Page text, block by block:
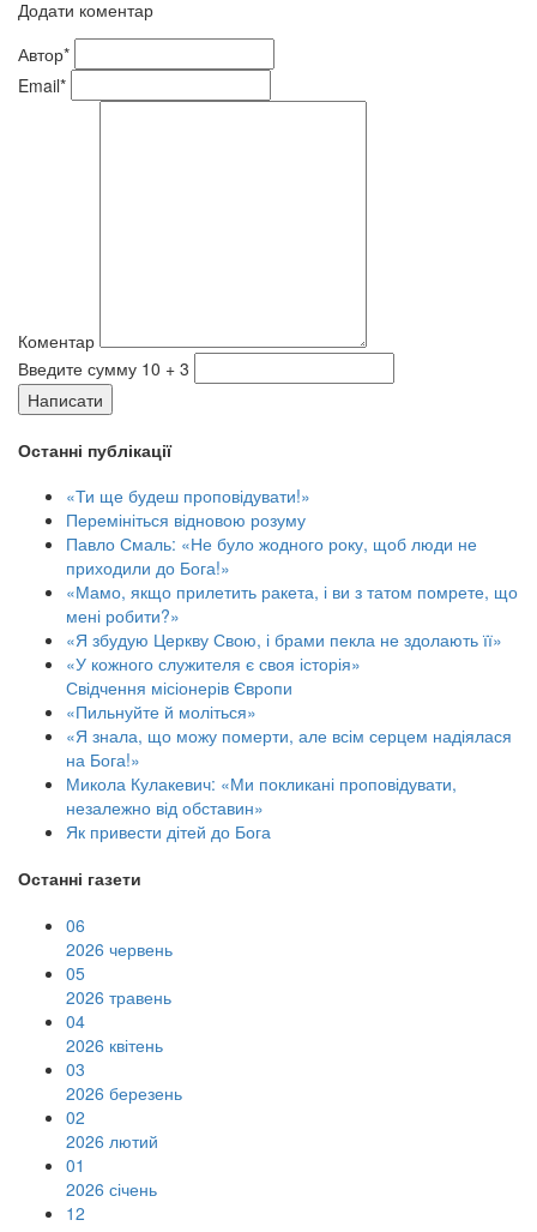
Додати коментар
Автор*
Email*
Коментар
Введите сумму 10 + 3
Написати
Останні публікації
«Ти ще будеш проповідувати!»
Перемініться відновою розуму
Павло Смаль: «Не було жодного року, щоб люди не
приходили до Бога!»
«Мамо, якщо прилетить ракета, і ви з татом помрете, що
мені робити?»
«Я збудую Церкву Свою, і брами пекла не здолають її»
«У кожного служителя є своя історія»
Свідчення місіонерів Європи
«Пильнуйте й моліться»
«Я знала, що можу померти, але всім серцем надіялася
на Бога!»
Микола Кулакевич: «Ми покликані проповідувати,
незалежно від обставин»
Як привести дітей до Бога
Останні газети
06
2026 червень
05
2026 травень
04
2026 квітень
03
2026 березень
02
2026 лютий
01
2026 січень
12